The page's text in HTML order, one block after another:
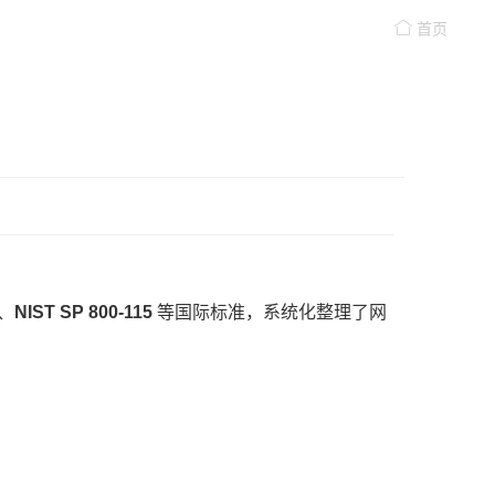
首页
NIST SP 800-115 等国际标准，系统化整理了网